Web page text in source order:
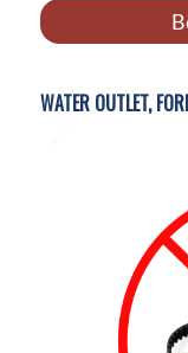
WATER OUTLET,